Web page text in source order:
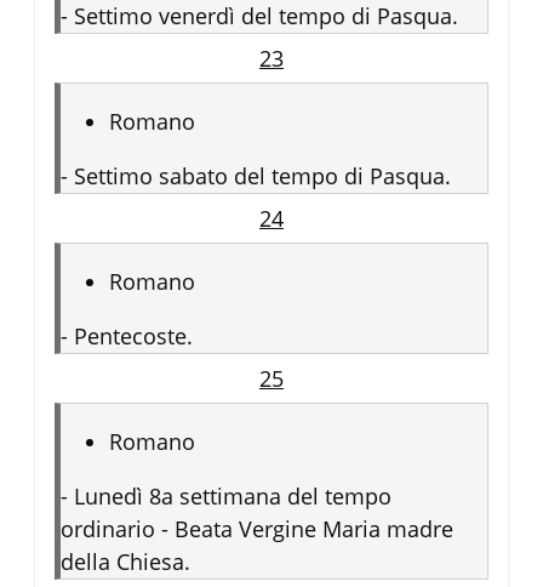
- Settimo venerdì del tempo di Pasqua.
23
Romano
- Settimo sabato del tempo di Pasqua.
24
Romano
- Pentecoste.
25
Romano
- Lunedì 8a settimana del tempo
ordinario - Beata Vergine Maria madre
della Chiesa.